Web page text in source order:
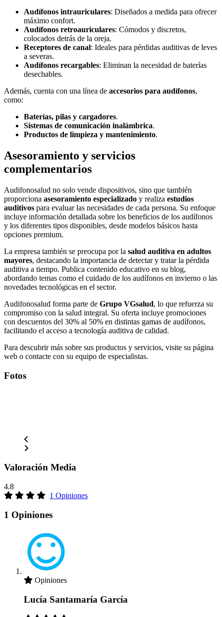
Audífonos intrauriculares: Diseñados a medida para ofrecer
máximo confort.
Audífonos retroauriculares: Cómodos y discretos,
colocados detrás de la oreja.
Receptores de canal: Ideales para pérdidas auditivas de leves
a severas.
Audífonos recargables: Eliminan la necesidad de baterías
desechables.
Además, cuenta con una línea de accesorios para audífonos,
como:
Baterías, pilas y cargadores.
Sistemas de comunicación inalámbrica.
Productos de limpieza y mantenimiento.
Asesoramiento y servicios
complementarios
Audifonosalud no solo vende dispositivos, sino que también
proporciona asesoramiento especializado y realiza estudios
auditivos para evaluar las necesidades de cada persona. Su enfoque
incluye información detallada sobre los beneficios de los audífonos
y los diferentes tipos disponibles, desde modelos básicos hasta
opciones premium.
La empresa también se preocupa por la salud auditiva en adultos
mayores, destacando la importancia de detectar y tratar la pérdida
auditiva a tiempo. Publica contenido educativo en su blog,
abordando temas como el cuidado de los audífonos en invierno o las
novedades tecnológicas en el sector.
Audifonosalud forma parte de Grupo VGsalud, lo que refuerza su
compromiso con la salud integral. Su oferta incluye promociones
con descuentos del 30% al 50% en distintas gamas de audífonos,
facilitando el acceso a tecnología auditiva de calidad.
Para descubrir más sobre sus productos y servicios, visite su página
web o contacte con su equipo de especialistas.
Fotos
Valoración Media
4.8
1 Opiniones
1 Opiniones
Opiniones
Lucía Santamaría García